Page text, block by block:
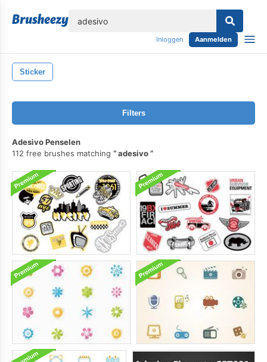
Inloggen Aanmelden
Sticker
Filters
Adesivo Penselen
112 free brushes matching
adesivo